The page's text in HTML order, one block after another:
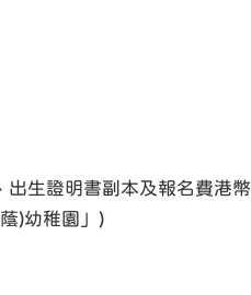
生證明書副本及報名費港幣
)幼稚園」)